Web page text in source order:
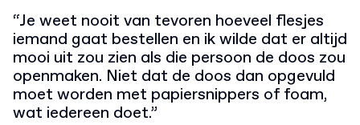
“Je weet nooit van tevoren hoeveel flesjes
iemand gaat bestellen en ik wilde dat er altijd
mooi uit zou zien als die persoon de doos zou
openmaken. Niet dat de doos dan opgevuld
moet worden met papiersnippers of foam,
wat iedereen doet.”